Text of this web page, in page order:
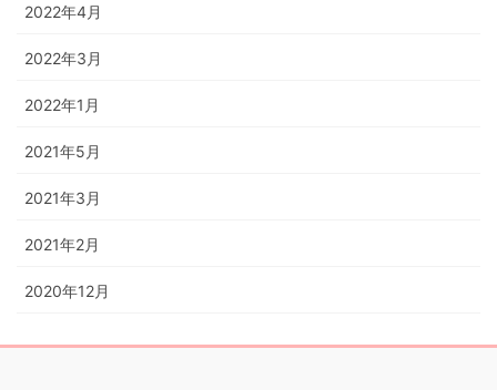
2022年4月
2022年3月
2022年1月
2021年5月
2021年3月
2021年2月
2020年12月